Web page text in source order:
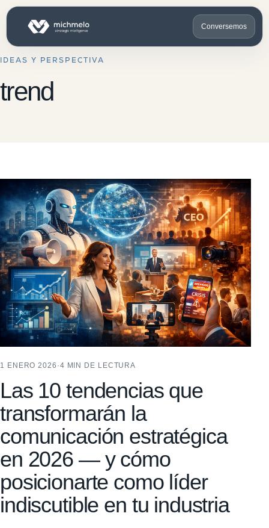
Conversemos
IDEAS Y PERSPECTIVA
trend
1 ENERO 2026 ·4 MIN DE LECTURA
Las 10 tendencias que
transformarán la
comunicación estratégica
en 2026 — y cómo
posicionarte como líder
indiscutible en tu industria